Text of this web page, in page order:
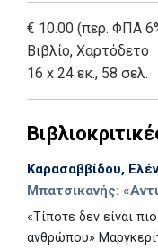
€ 10.00 (περ. ΦΠΑ
Βιβλίο, Χαρτόδετο
16 x 24 εκ., 58 σελ.
Καρασαββίδου,
Μπατσικανής:
«Τίποτε δεν είναι
ανθρώπου»